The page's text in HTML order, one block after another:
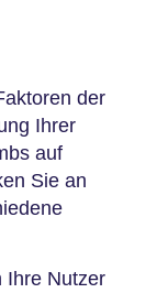
der
Ihrer
auf
Sie an
Ihre Nutzer